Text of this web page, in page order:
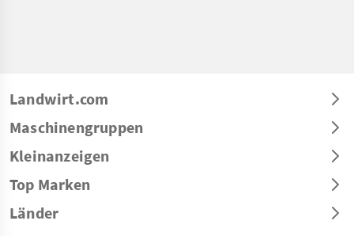
Landwirt.com
Maschinengruppen
Kleinanzeigen
Top Marken
Länder